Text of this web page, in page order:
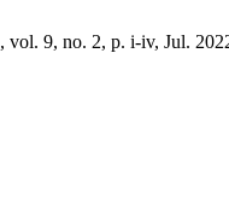
, vol. 9, no. 2, p. i-iv, Jul.